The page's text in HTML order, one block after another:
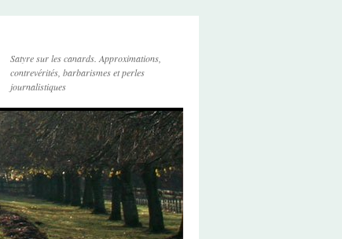
Satyre sur les canards. Approximations,
contrevérités, barbarismes et perles
journalistiques